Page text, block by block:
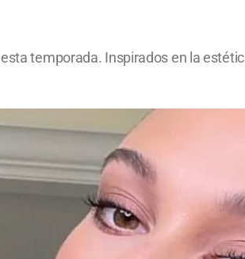
temporada. Inspirados en la